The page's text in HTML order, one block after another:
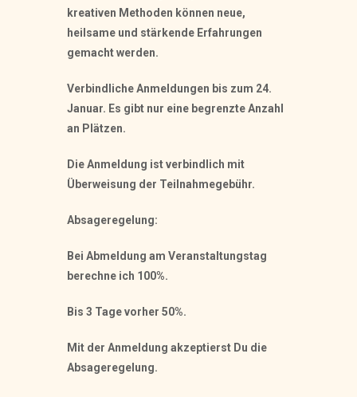
kreativen Methoden können neue,
heilsame und stärkende Erfahrungen
gemacht werden.
Verbindliche Anmeldungen bis zum 24.
Januar. Es gibt nur eine begrenzte Anzahl
an Plätzen.
Die Anmeldung ist verbindlich mit
Überweisung der Teilnahmegebühr.
Absageregelung:
Bei Abmeldung am Veranstaltungstag
berechne ich 100%.
Bis 3 Tage vorher 50%.
Mit der Anmeldung akzeptierst Du die
Absageregelung.